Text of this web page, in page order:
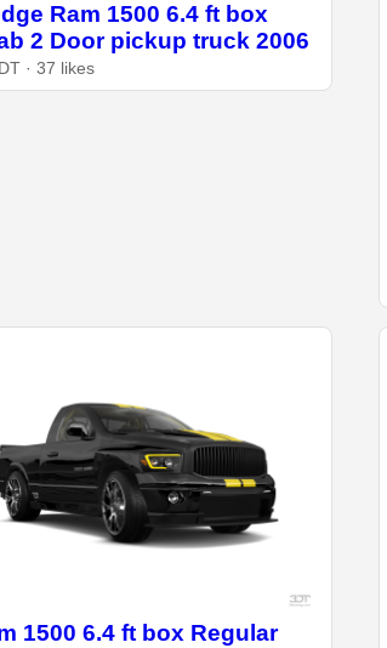
Ram 1500 6.4 ft box
2 Door pickup truck 2006
· 37 likes
1500 6.4 ft box Regular